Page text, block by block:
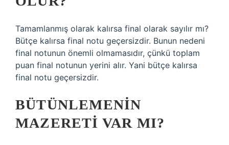
Tamamlanmış olarak kalırsa final olarak sayılır mı?
Bütçe kalırsa final notu geçersizdir. Bunun nedeni
final notunun önemli olmamasıdır, çünkü toplam
puan final notunun yerini alır. Yani bütçe kalırsa
final notu geçersizdir.
BÜTÜNLEMENIN
MAZERETI VAR MI?